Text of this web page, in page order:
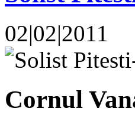
02|02|2011
Cornul